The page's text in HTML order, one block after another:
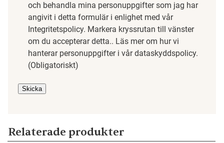
och behandla mina personuppgifter som jag har
angivit i detta formulär i enlighet med vår
Integritetspolicy. Markera kryssrutan till vänster
om du accepterar detta.. Läs mer om hur vi
hanterar personuppgifter i vår dataskyddspolicy.
(Obligatoriskt)
Skicka
Relaterade produkter